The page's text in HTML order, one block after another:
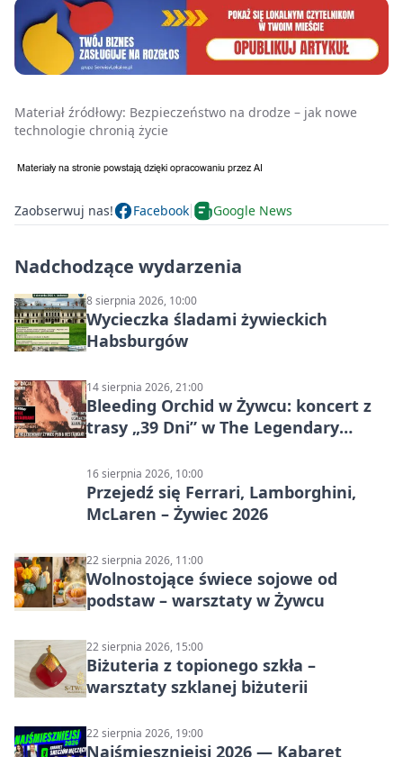
Materiał źródłowy: Bezpieczeństwo na drodze – jak nowe
technologie chronią życie
Zaobserwuj nas! Facebook Google News
Nadchodzące wydarzenia
8 sierpnia 2026, 10:00
Wycieczka śladami żywieckich
Habsburgów
14 sierpnia 2026, 21:00
Bleeding Orchid w Żywcu: koncert z
trasy „39 Dni” w The Legendary
16 sierpnia 2026, 10:00
Przejedź się Ferrari, Lamborghini,
McLaren – Żywiec 2026
22 sierpnia 2026, 11:00
Wolnostojące świece sojowe od
podstaw – warsztaty w Żywcu
22 sierpnia 2026, 15:00
Biżuteria z topionego szkła –
warsztaty szklanej biżuterii
22 sierpnia 2026, 19:00
Najśmieszniejsi 2026 — Kabaret